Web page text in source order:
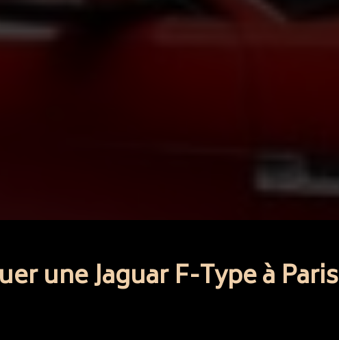
une Jaguar F-Type à Paris